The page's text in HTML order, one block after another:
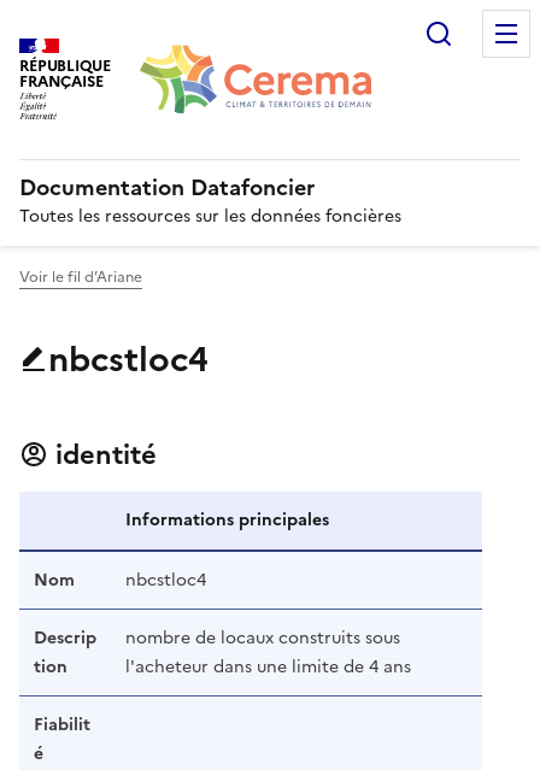
RÉPUBLIQUE
FRANÇAISE
Documentation Datafoncier
Toutes les ressources sur les données foncières
Voir le fil d’Ariane
nbcstloc4
identité
Informations principales
Nom nbcstloc4
Descrip
tion
nombre de locaux construits sous
l'acheteur dans une limite de 4 ans
Fiabilit
é